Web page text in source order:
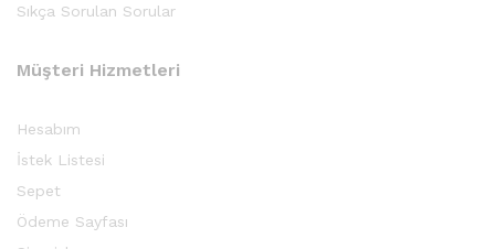
Sıkça Sorulan Sorular
Müşteri Hizmetleri
Hesabım
İstek Listesi
Sepet
Ödeme Sayfası